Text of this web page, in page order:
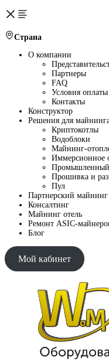
Страна
О компании
Партнеры
FAQ
Условия
Контакты
Конструктор
Решения для
Криптокотлы
Водоблоки
Майнинг-
Иммерсионное
Прошивка и
Пул
Партнерский майнинг
Консалтинг
Майнинг отель
Ремонт ASIC-
Блог
Мой кабинет